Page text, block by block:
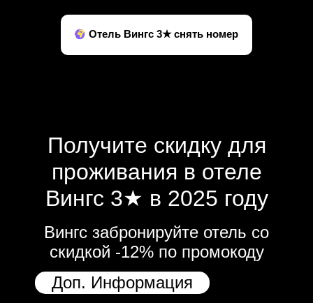
Отель Вингс 3★ снять номер
Получите скидку для
проживания в отеле
Вингс 3★ в 2025 году
Вингс забронируйте отель со
скидкой -12% по промокоду
Доп. Информация